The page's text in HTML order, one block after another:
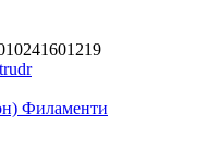
Филаменти